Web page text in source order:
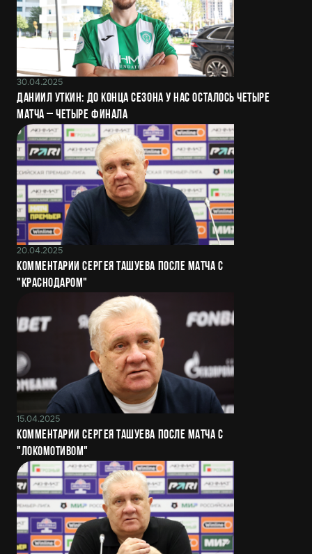
30.04.2025
Даниил Уткин: До конца сезона у нас осталось четыре
матча – четыре финала
20.04.2025
Комментарии Сергея Ташуева после матча с
"Краснодаром"
15.04.2025
Комментарии Сергея Ташуева после матча с
"Локомотивом"